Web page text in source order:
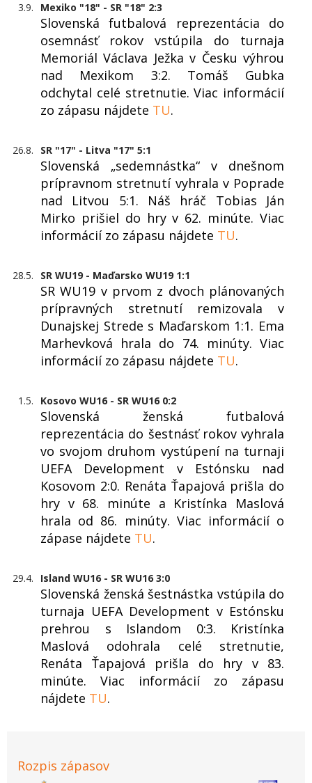
3.9. Mexiko "18" - SR "18" 2:3
Slovenská futbalová reprezentácia do
osemnásť rokov vstúpila do turnaja
Memoriál Václava Ježka v Česku výhrou
nad Mexikom 3:2. Tomáš Gubka
odchytal celé stretnutie. Viac informácií
zo zápasu nájdete TU.
26.8. SR "17" - Litva "17" 5:1
Slovenská „sedemnástka“ v dnešnom
prípravnom stretnutí vyhrala v Poprade
nad Litvou 5:1. Náš hráč Tobias Ján
Mirko prišiel do hry v 62. minúte. Viac
informácií zo zápasu nájdete TU.
28.5. SR WU19 - Maďarsko WU19 1:1
SR WU19 v prvom z dvoch plánovaných
prípravných stretnutí remizovala v
Dunajskej Strede s Maďarskom 1:1. Ema
Marhevková hrala do 74. minúty. Viac
informácií zo zápasu nájdete TU.
1.5. Kosovo WU16 - SR WU16 0:2
Slovenská ženská futbalová
reprezentácia do šestnásť rokov vyhrala
vo svojom druhom vystúpení na turnaji
UEFA Development v Estónsku nad
Kosovom 2:0. Renáta Ťapajová prišla do
hry v 68. minúte a Kristínka Maslová
hrala od 86. minúty. Viac informácií o
zápase nájdete TU.
29.4. Island WU16 - SR WU16 3:0
Slovenská ženská šestnástka vstúpila do
turnaja UEFA Development v Estónsku
prehrou s Islandom 0:3. Kristínka
Maslová odohrala celé stretnutie,
Renáta Ťapajová prišla do hry v 83.
minúte. Viac informácií zo zápasu
nájdete TU.
Rozpis zápasov